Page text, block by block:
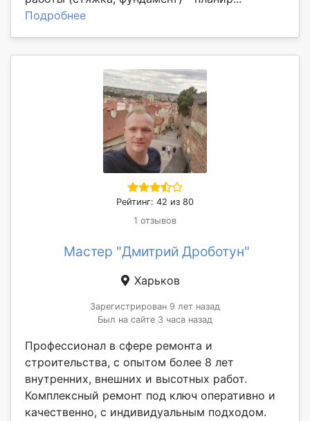
Подробнее
Рейтинг: 42 из 80
1 отзывов
Мастер "Дмитрий Дроботун"
Харьков
Зарегистрирован 9 лет назад
Был на сайте 3 часа назад
Профессионал в сфере ремонта и
строительства, с опытом более 8 лет
внутренних, внешних и высотных работ.
Комплексный ремонт под ключ оперативно и
качественно, с индивидуальным подходом.